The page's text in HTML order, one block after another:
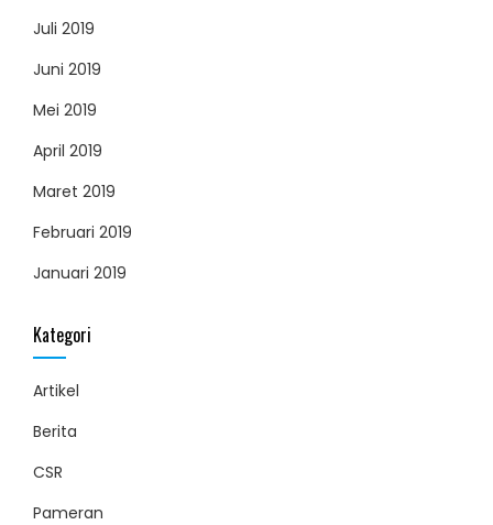
Juli 2019
Juni 2019
Mei 2019
April 2019
Maret 2019
Februari 2019
Januari 2019
Kategori
Artikel
Berita
CSR
Pameran